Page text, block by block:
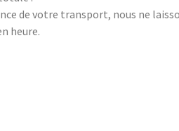
de votre transport, nous ne
heure.